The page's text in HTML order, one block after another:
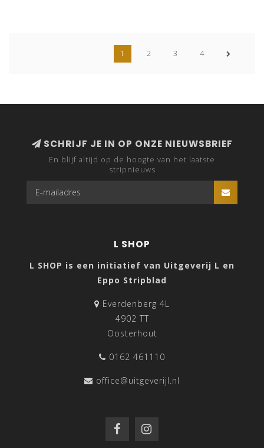
1 2 3 4
SCHRIJF JE IN OP ONZE NIEUWSBRIEF
En blijf altijd op de hoogte van het laatste
stripnieuws
L SHOP
L SHOP is een initiatief van Uitgeverij L en
Eppo Stripblad
Everdenberg 4L
4902 TT
Oosterhout
0162 461110
office@uitgeverijl.nl